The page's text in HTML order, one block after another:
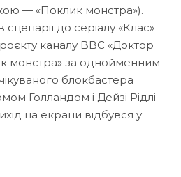
— «Поклик монстра»).
до серіалу «Клас»
каналу BBC «Доктор
монстра» за однойменним
блокбастера
Голландом і Дейзі Рідлі
на екрани відбувся у